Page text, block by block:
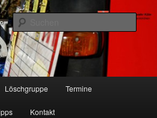
Rodenkirchen
Löschgruppe Termine
Kontakt